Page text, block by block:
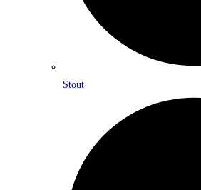
Stout